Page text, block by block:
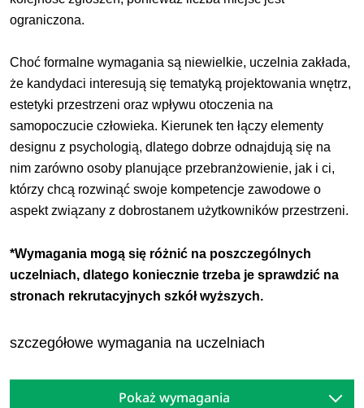
ograniczona.
Choć formalne wymagania są niewielkie, uczelnia zakłada,
że kandydaci interesują się tematyką projektowania wnętrz,
estetyki przestrzeni oraz wpływu otoczenia na
samopoczucie człowieka. Kierunek ten łączy elementy
designu z psychologią, dlatego dobrze odnajdują się na
nim zarówno osoby planujące przebranżowienie, jak i ci,
którzy chcą rozwinąć swoje kompetencje zawodowe o
aspekt związany z dobrostanem użytkowników przestrzeni.
*Wymagania mogą się różnić na poszczególnych
uczelniach, dlatego koniecznie trzeba je sprawdzić na
stronach rekrutacyjnych szkół wyższych.
szczegółowe wymagania na uczelniach
Pokaż wymagania